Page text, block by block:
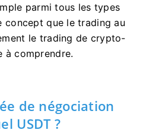
parmi tous les types
concept que le trading au
le trading de crypto-
à comprendre.
de négociation
USDT ?